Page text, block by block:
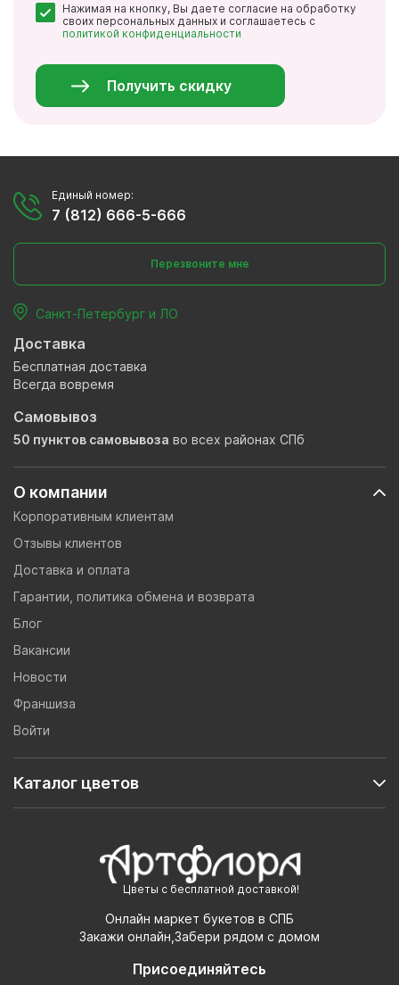
*
Нажимая на кнопку, Вы даете согласие на обработку
своих персональных данных и соглашаетесь с
политикой конфиденциальности
Получить скидку
Цветы с бесплатной доставкой!
Онлайн маркет букетов в СПБ
Закажи онлайн,Забери рядом с домом
Присоединяйтесь
О компании
Корпоративным клиентам
Отзывы клиентов
Доставка и оплата
Гарантии, политика обмена и возврата
Блог
Вакансии
Новости
Франшиза
Войти
Каталог цветов
Единый номер:
7 (812) 666-5-666
Перезвоните мне
Санкт-Петербург и ЛО
Доставка
Бесплатная доставка
Всегда вовремя
Самовывоз
50 пунктов самовывоза во всех районах СПб